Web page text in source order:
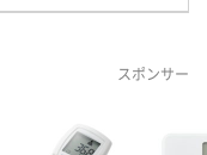
スポンサー